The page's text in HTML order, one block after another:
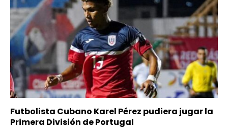
Futbolista Cubano Karel Pérez pudiera jugar la
Primera División de Portugal